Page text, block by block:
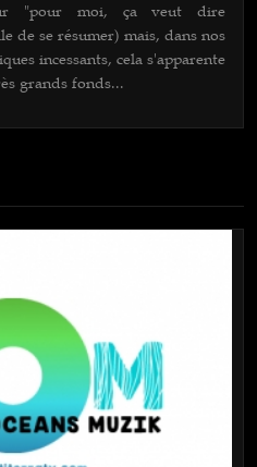
"pour moi, ça veut dire
de se résumer) mais, dans nos
incessants, cela s'apparente
grands fonds...